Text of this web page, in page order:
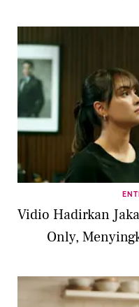
Vidio Hadirkan
Only,